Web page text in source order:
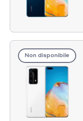
Non disponibile